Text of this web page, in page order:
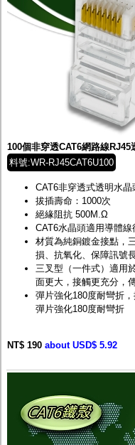
100個非穿透CAT6網路線RJ45
料號:WR-RJ45CAT6U100
CAT6非穿透式透明水晶
拔插壽命：1000次
絕緣阻抗 500M.Ω
CAT6水晶頭適用導體
材質為純銅鍍金接點，
損、抗氧化、保障訊號
三叉型（一件式）適用
面更大，接觸更充分，
彈片強化180度耐彎折
彈片強化180度耐彎折
NT$ 190 about USD$ 5.92